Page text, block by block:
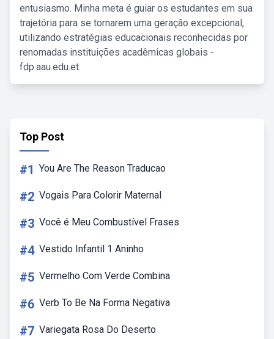
entusiasmo. Minha meta é guiar os estudantes em sua
trajetória para se tornarem uma geração excepcional,
utilizando estratégias educacionais reconhecidas por
renomadas instituições acadêmicas globais -
fdp.aau.edu.et.
Top Post
#1 You Are The Reason Traducao
#2 Vogais Para Colorir Maternal
#3 Você é Meu Combustível Frases
#4 Vestido Infantil 1 Aninho
#5 Vermelho Com Verde Combina
#6 Verb To Be Na Forma Negativa
#7 Variegata Rosa Do Deserto